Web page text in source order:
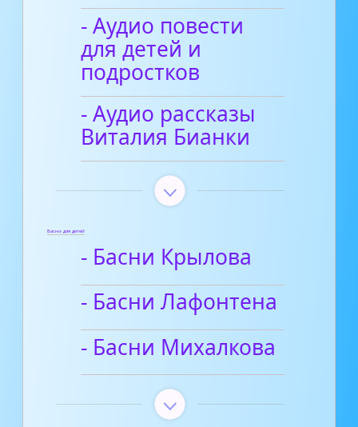
- Аудио повести
для детей и
подростков
- Аудио рассказы
Виталия Бианки
Басни для детей
- Басни Крылова
- Басни Лафонтена
- Басни Михалкова